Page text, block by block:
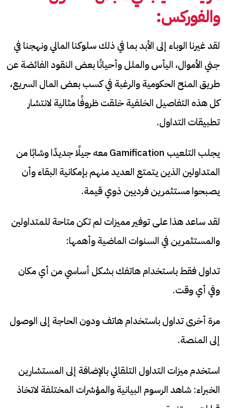
والفوركس:
لقد غيرنا الوباء إلى الأبد بما في ذلك سلوكنا المالي ونهجنا في
جني الأموال، اليأس والملل وأحيانًا بعض النقود الفائضة عن
طريق المنح الحكومية والرغبة في كسب بعض المال السريع،
كل هذه التفاصيل الخلفية خلقت ظروفًا مثالية لانتشار
تطبيقات التداول.
يجلب التلعيب Gamification معه جيلًا جديدًا وشابًا من
المتداولين الذين يتمتع العديد منهم بإمكانية البقاء وأن
يصبحوا مستثمرين فرديين ذوي قيمة.
لقد ساعد هذا على توفير مميزات لم تكن متاحة للمتداولين
والمستثمرين في السنوات الماضية وأهمها:
تداول فقط باستخدام هاتفك بشكل أساسي من أي مكان
وفي أي وقت.
مرة أخرى تداول باستخدام هاتف ودون الحاجة إلى الوصول
إلى المنصة.
استخدم ميزات التداول التلقائي بالإضافة إلى المستشارين
الخبراء: شاهد الرسوم البيانية والمؤشرات المختلفة لاتخاذ